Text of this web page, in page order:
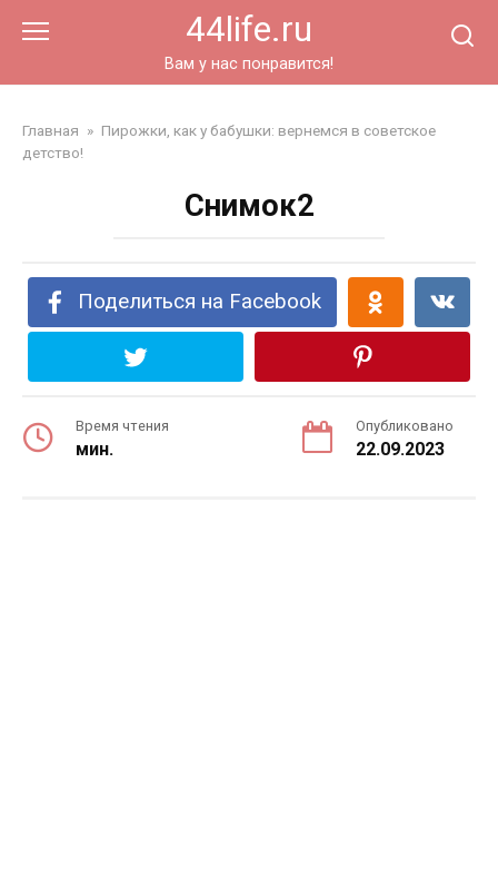
44life.ru
Вам у нас понравится!
Главная » Пирожки, как у бабушки: вернемся в советское
детство!
Снимок2
Поделиться на Facebook
Время чтения
мин.
Опубликовано
22.09.2023